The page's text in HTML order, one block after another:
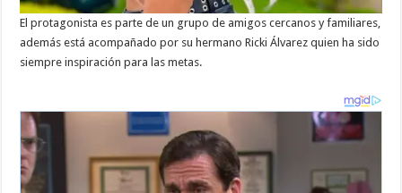
El protagonista es parte de un grupo de amigos cercanos y familiares,
además está acompañado por su hermano Ricki Álvarez quien ha sido
siempre inspiración para las metas.